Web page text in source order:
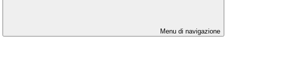
Menu di navigazione